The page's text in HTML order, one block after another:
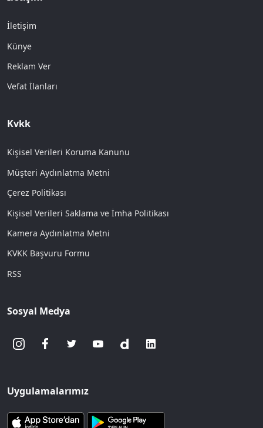
İletişim
Künye
Reklam Ver
Vefat İlanları
Kvkk
Kişisel Verileri Koruma Kanunu
Müşteri Aydınlatma Metni
Çerez Politikası
Kişisel Verileri Saklama ve İmha Politikası
Kamera Aydınlatma Metni
KVKK Başvuru Formu
RSS
Sosyal Medya
Uygulamalarımız